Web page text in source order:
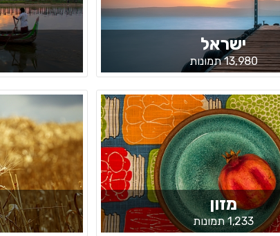
ישראל
13,980 תמונות
מזון
1,233 תמונות